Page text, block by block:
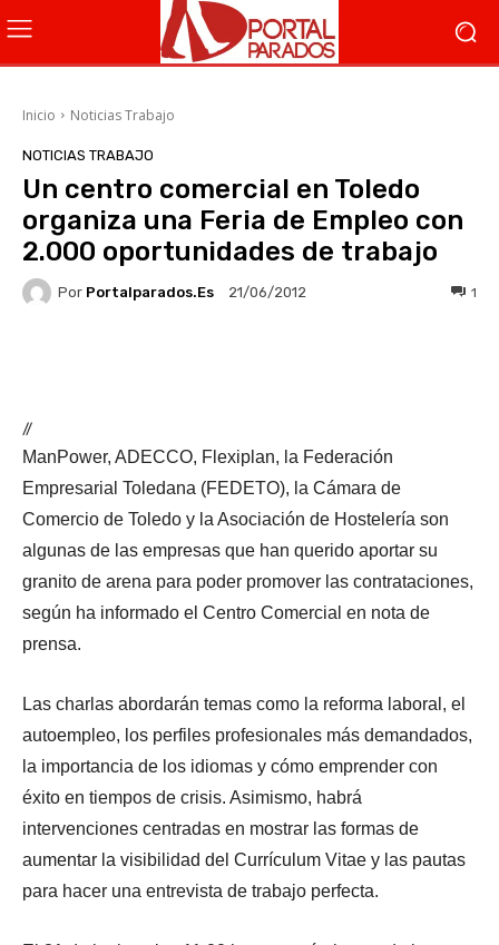
Inicio Noticias Trabajo
NOTICIAS TRABAJO
Un centro comercial en Toledo
organiza una Feria de Empleo con
2.000 oportunidades de trabajo
Por Portalparados.es 21/06/2012 1
//
ManPower, ADECCO, Flexiplan, la Federación
Empresarial Toledana (FEDETO), la Cámara de
Comercio de Toledo y la Asociación de Hostelería son
algunas de las empresas que han querido aportar su
granito de arena para poder promover las contrataciones,
según ha informado el Centro Comercial en nota de
prensa.
Las charlas abordarán temas como la reforma laboral, el
autoempleo, los perfiles profesionales más demandados,
la importancia de los idiomas y cómo emprender con
éxito en tiempos de crisis. Asimismo, habrá
intervenciones centradas en mostrar las formas de
aumentar la visibilidad del Currículum Vitae y las pautas
para hacer una entrevista de trabajo perfecta.